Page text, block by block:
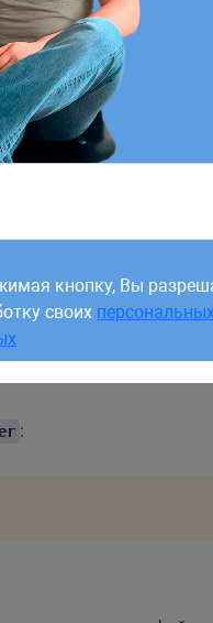
безопасную
ключ и
а открытый
:
кнопку, Вы
кнопку, Вы
своих персональных